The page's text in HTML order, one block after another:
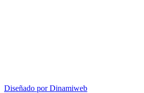
Diseñado por Dinamiweb